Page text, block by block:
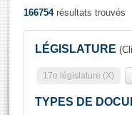
Présidence
Séance publique
Rôle et pouvoirs
Visiter
166754résultats trouvés
LÉGISLATURE
17e législature (X)
TYPES DE